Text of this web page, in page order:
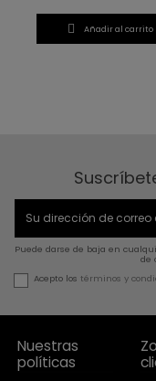
 Añadir al carrito
Puede darse de baja en
de
Acepto los términos y
Nuestras
políticas